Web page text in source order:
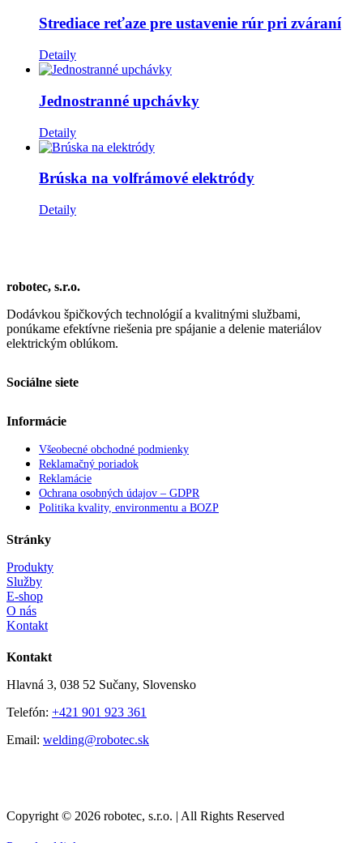
Strediace reťaze pre ustavenie rúr pri zváraní
Detaily
Jednostranné upchávky
Detaily
Brúska na volfrámové elektródy
Detaily
robotec, s.r.o.
Dodávkou špičkových technológií a kvalitnými službami,
ponúkame efektívne riešenia pre spájanie a delenie materiálov
elektrickým oblúkom.
Sociálne siete
Informácie
Všeobecné obchodné podmienky
Reklamačný poriadok
Reklamácie
Ochrana osobných údajov – GDPR
Politika kvality, environmentu a BOZP
Stránky
Produkty
Služby
E-shop
O nás
Kontakt
Kontakt
Hlavná 3, 038 52 Sučany, Slovensko
Telefón: +421 901 923 361
Email: welding@robotec.sk
Copyright © 2026 robotec, s.r.o. | All Rights Reserved